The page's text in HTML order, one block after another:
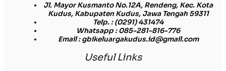
Jl. Mayor Kusmanto No.12A, Rendeng, Kec. Kota
Kudus, Kabupaten Kudus, Jawa Tengah 59311
Telp.: (0291) 431474
Whatsapp: 085-281-816-776
Email: gbikeluargakudus.id@gmail.com
Useful Links